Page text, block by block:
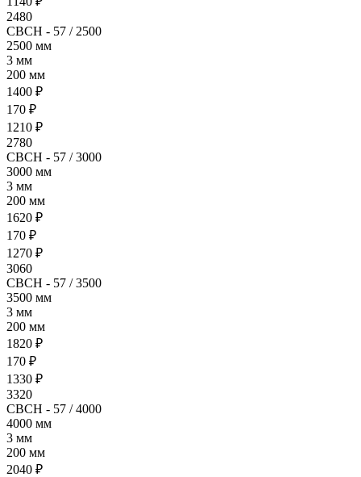
2480
СВСН - 57 / 2500
2500 мм
3 мм
200 мм
1400 ₽
170 ₽
1210 ₽
2780
СВСН - 57 / 3000
3000 мм
3 мм
200 мм
1620 ₽
170 ₽
1270 ₽
3060
СВСН - 57 / 3500
3500 мм
3 мм
200 мм
1820 ₽
170 ₽
1330 ₽
3320
СВСН - 57 / 4000
4000 мм
3 мм
200 мм
2040 ₽